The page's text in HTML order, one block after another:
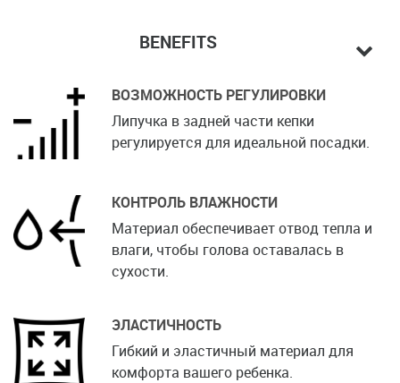
BENEFITS
ВОЗМОЖНОСТЬ РЕГУЛИРОВКИ
Липучка в задней части кепки
регулируется для идеальной посадки.
КОНТРОЛЬ ВЛАЖНОСТИ
Материал обеспечивает отвод тепла и
влаги, чтобы голова оставалась в
сухости.
ЭЛАСТИЧНОСТЬ
Гибкий и эластичный материал для
комфорта вашего ребенка.